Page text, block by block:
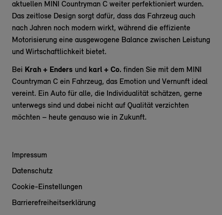
aktuellen MINI Countryman C weiter perfektioniert wurden.
Das zeitlose Design sorgt dafür, dass das Fahrzeug auch
nach Jahren noch modern wirkt, während die effiziente
Motorisierung eine ausgewogene Balance zwischen Leistung
und Wirtschaftlichkeit bietet.
Bei Krah + Enders und karl + Co. finden Sie mit dem MINI
Countryman C ein Fahrzeug, das Emotion und Vernunft ideal
vereint. Ein Auto für alle, die Individualität schätzen, gerne
unterwegs sind und dabei nicht auf Qualität verzichten
möchten – heute genauso wie in Zukunft.
Impressum
Datenschutz
Cookie-Einstellungen
Barrierefreiheitserklärung